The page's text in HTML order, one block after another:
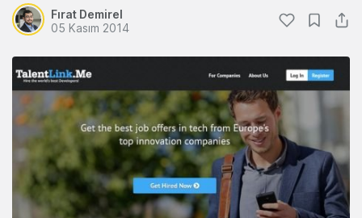
Fırat Demirel
05 Kasım 2014